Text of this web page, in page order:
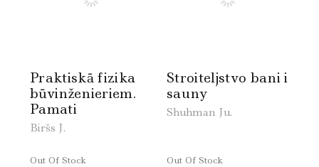
Praktiskā fizika
būvinženieriem.
Pamati
Biršs J.
Out Of Stock
Stroiteljstvo bani i
sauny
Shuhman Ju.
Out Of Stock